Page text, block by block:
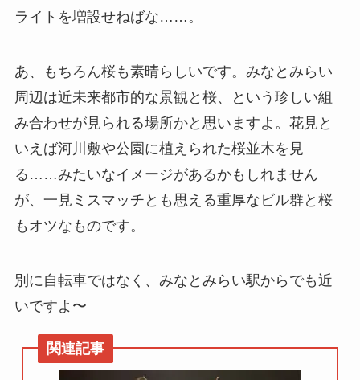
ライトを増設せねばな……。
あ、もちろん桜も素晴らしいです。みなとみらい
周辺は近未来都市的な景観と桜、という珍しい組
み合わせが見られる場所かと思いますよ。花見と
いえば河川敷や公園に植えられた桜並木を見
る……みたいなイメージがあるかもしれません
が、一見ミスマッチとも思える重厚なビル群と桜
もオツなものです。
別に自転車ではなく、みなとみらい駅からでも近
いですよ〜